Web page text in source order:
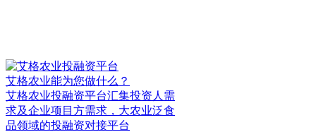
艾格农业能为您做什么？
艾格农业投融资平台汇集投资人需
求及企业项目方需求，大农业泛食
品领域的投融资对接平台